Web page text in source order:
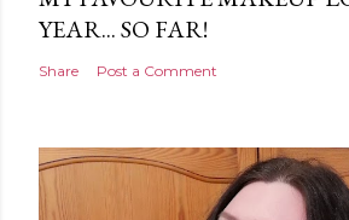
YEAR... SO FAR!
Share Post a Comment